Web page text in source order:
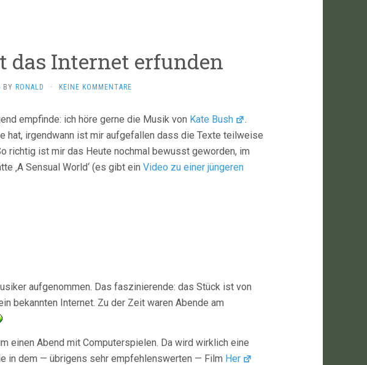
das Internet erfunden
BY RONALD · KEINE KOMMENTARE
empfinde: ich höre gerne die Musik von Kate Bush
.
hat, irgendwann ist mir aufgefallen dass die Texte teilweise
richtig ist mir das Heute nochmal bewusst geworden, im
‚A Sensual World‘ (es gibt ein Video zu einer jüngeren
aufgenommen. Das faszinierende: das Stück ist von
bekannten Internet. Zu der Zeit waren Abende am
einen Abend mit Computerspielen. Da wird wirklich eine
in dem — übrigens sehr empfehlenswerten — Film Her